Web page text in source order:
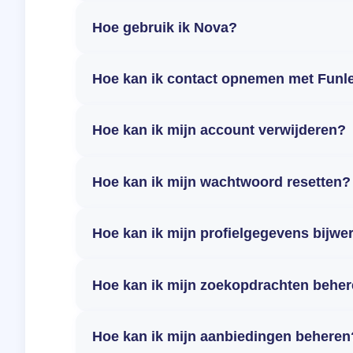
Hoe gebruik ik Nova?
Hoe kan ik contact opnemen met
Hoe kan ik mijn account verwijderen?
Hoe kan ik mijn wachtwoord resetten?
Hoe kan ik mijn profielgegevens
Hoe kan ik mijn zoekopdrachten
Hoe kan ik mijn aanbiedingen